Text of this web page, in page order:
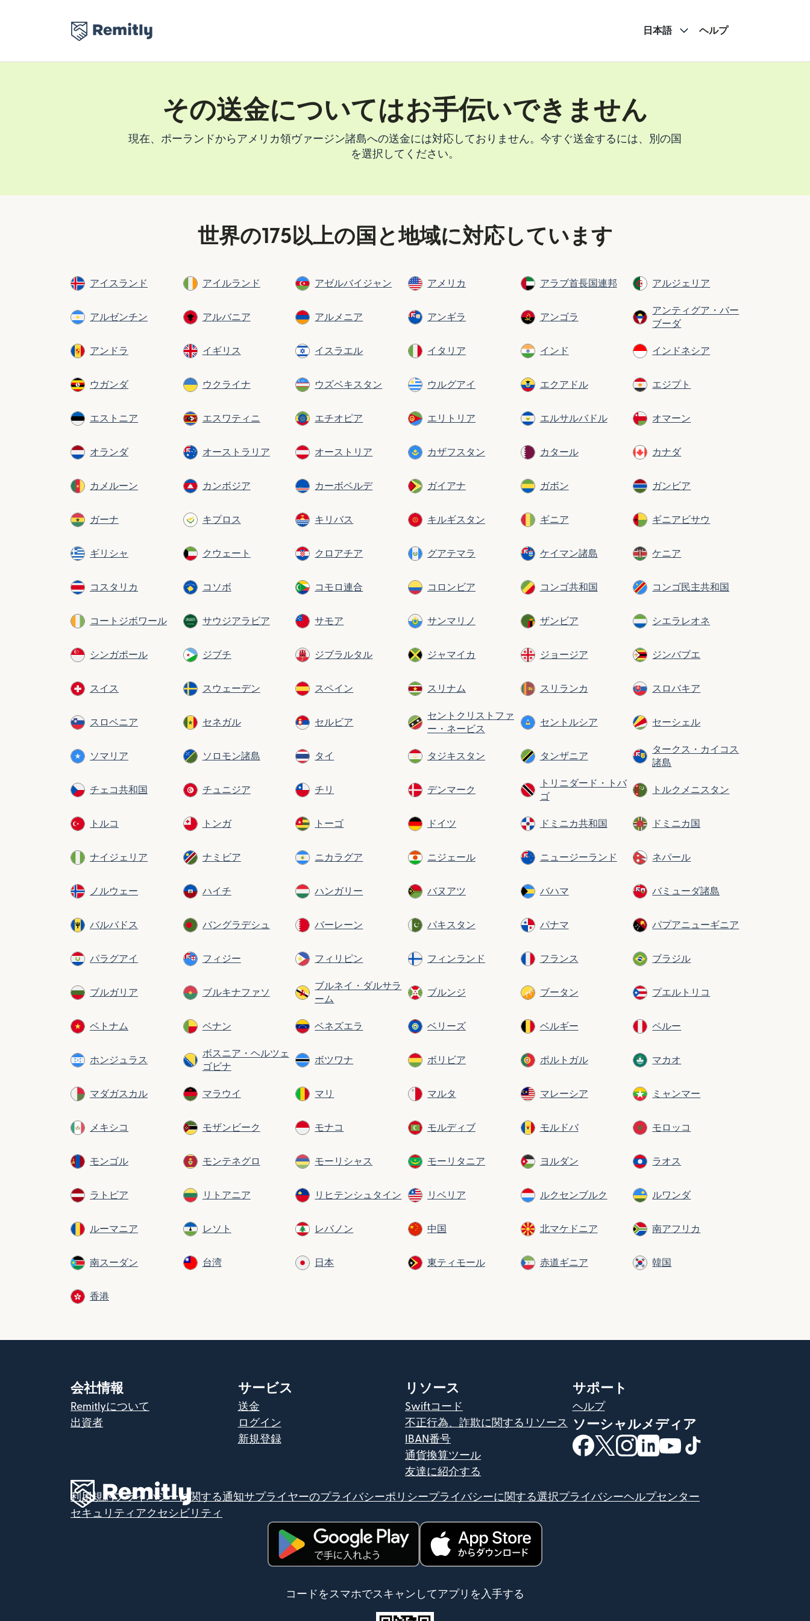
日本語 ヘルプ
その送金についてはお手伝いできません
現在、ポーランドからアメリカ領ヴァージン諸島への送金には対応しておりません。今すぐ送金するには、別の国
を選択してください。
世界の175以上の国と地域に対応しています
アイスランド アイルランド アゼルバイジャン アメリカ アラブ首長国連邦 アルジェリア
アルゼンチン アルバニア アルメニア アンギラ アンゴラ
アンティグア・バー
ブーダ
アンドラ イギリス イスラエル イタリア インド インドネシア
ウガンダ ウクライナ ウズベキスタン ウルグアイ エクアドル エジプト
エストニア エスワティニ エチオピア エリトリア エルサルバドル オマーン
オランダ オーストラリア オーストリア カザフスタン カタール カナダ
カメルーン カンボジア カーボベルデ ガイアナ ガボン ガンビア
ガーナ キプロス キリバス キルギスタン ギニア ギニアビサウ
ギリシャ クウェート クロアチア グアテマラ ケイマン諸島 ケニア
コスタリカ コソボ コモロ連合 コロンビア コンゴ共和国 コンゴ民主共和国
コートジボワール サウジアラビア サモア サンマリノ ザンビア シエラレオネ
シンガポール ジブチ ジブラルタル ジャマイカ ジョージア ジンバブエ
スイス スウェーデン スペイン スリナム スリランカ スロバキア
スロベニア セネガル セルビア
セントクリストファ
ー・ネービス
セントルシア セーシェル
ソマリア ソロモン諸島 タイ タジキスタン タンザニア
タークス・カイコス
諸島
チェコ共和国 チュニジア チリ デンマーク
トリニダード・トバ
ゴ
トルクメニスタン
トルコ トンガ トーゴ ドイツ ドミニカ共和国 ドミニカ国
ナイジェリア ナミビア ニカラグア ニジェール ニュージーランド ネパール
ノルウェー ハイチ ハンガリー バヌアツ バハマ バミューダ諸島
バルバドス バングラデシュ バーレーン パキスタン パナマ パプアニューギニア
パラグアイ フィジー フィリピン フィンランド フランス ブラジル
ブルガリア ブルキナファソ
ブルネイ・ダルサラ
ーム
ブルンジ ブータン プエルトリコ
ベトナム ベナン ベネズエラ ベリーズ ベルギー ペルー
ホンジュラス
ボスニア・ヘルツェ
ゴビナ
ボツワナ ボリビア ポルトガル マカオ
マダガスカル マラウイ マリ マルタ マレーシア ミャンマー
メキシコ モザンビーク モナコ モルディブ モルドバ モロッコ
モンゴル モンテネグロ モーリシャス モーリタニア ヨルダン ラオス
ラトビア リトアニア リヒテンシュタイン リベリア ルクセンブルク ルワンダ
ルーマニア レソト レバノン 中国 北マケドニア 南アフリカ
南スーダン 台湾 日本 東ティモール 赤道ギニア 韓国
香港
会社情報
Remitlyについて
出資者
サービス
送金
ログイン
新規登録
リソース
Swiftコード
不正行為、詐欺に関するリソース
IBAN番号
通貨換算ツール
友達に紹介する
サポート
ヘルプ
ソーシャルメディア
（別ウィンドウで開きます）
（別ウィンドウで開きます）
（別ウィンドウで開きます）
（別ウィンドウで開きます）
（別ウィンドウで開きま
利用規約プライバシーに関する通知サプライヤーのプライバシーポリシープライバシーに関する選択プライバシーヘルプセンター
セキュリティ アクセシビリティ
コードをスマホでスキャンしてアプリを入手する